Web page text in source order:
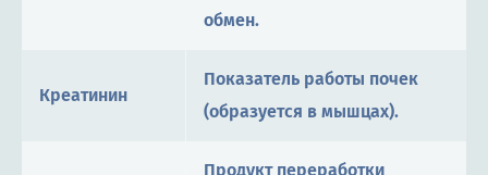
обмен.
Креатинин
Показатель работы почек
(образуется в мышцах).
Продукт переработки